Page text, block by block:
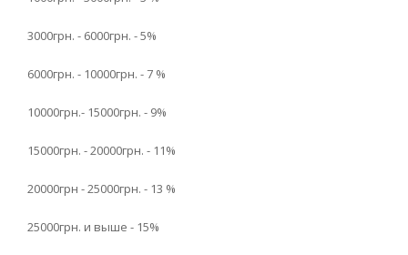
3000грн. - 6000грн. - 5%
6000грн. - 10000грн. - 7 %
10000грн.- 15000грн. - 9%
15000грн. - 20000грн. - 11%
20000грн - 25000грн. - 13 %
25000грн. и выше - 15%